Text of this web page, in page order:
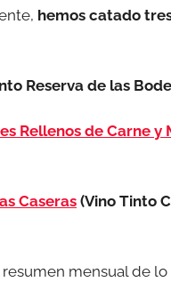
hemos catado
Reserva de las
Rellenos de Carne y
Caseras (Vino Tinto
mensual de